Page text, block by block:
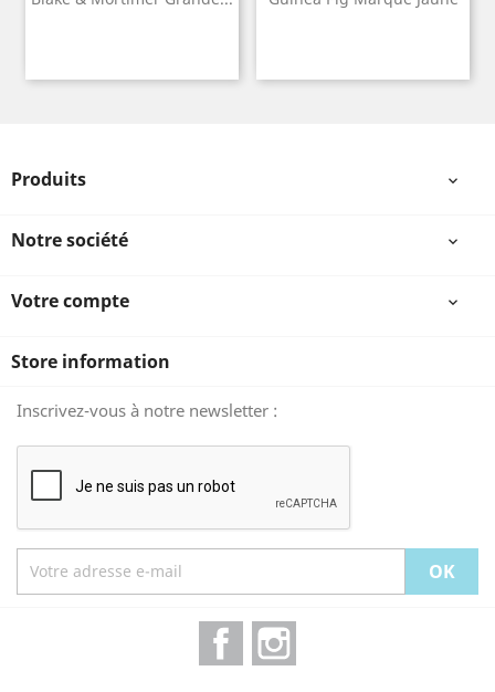
Produits 
Notre société 
Votre compte 
Store information
Inscrivez-vous à notre newsletter :
Facebook